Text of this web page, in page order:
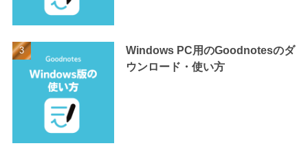
Windows PC用のGoodnotesのダ
ウンロード・使い方